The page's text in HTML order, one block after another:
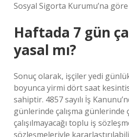
Sosyal Sigorta Kurumu’na
Haftada 7 gün
yasal mı?
Sonuç olarak, işçiler yedi
boyunca yirmi dört saat
sahiptir. 4857 sayılı İş
günlerinde çalışma günlerinde
çalışılmayacağı toplu iş
sözleşmeleriyle